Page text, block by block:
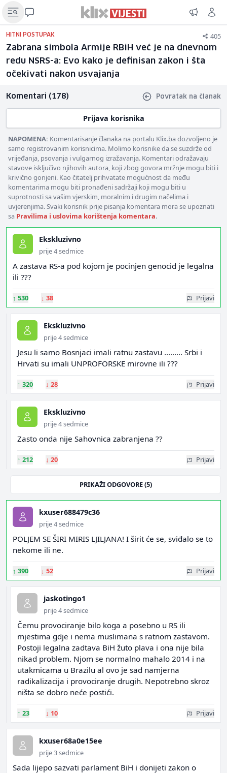
HITNI POSTUPAK 405
Zabrana simbola Armije RBiH već je na dnevnom
redu NSRS-a: Evo kako je definisan zakon i šta
očekivati nakon usvajanja
Komentari (178) Povratak na članak
Prijava korisnika
NAPOMENA: Komentarisanje članaka na portalu Klix.ba dozvoljeno je
samo registrovanim korisnicima. Molimo korisnike da se suzdrže od
vrijeđanja, psovanja i vulgarnog izražavanja. Komentari odražavaju
stavove isključivo njihovih autora, koji zbog govora mržnje mogu biti i
krivično gonjeni. Kao čitatelj prihvatate mogućnost da među
komentarima mogu biti pronađeni sadržaji koji mogu biti u
suprotnosti sa vašim vjerskim, moralnim i drugim načelima i
uvjerenjima. Svaki korisnik prije pisanja komentara mora se upoznati
sa Pravilima i uslovima korištenja komentara.
Ekskluzivno
prije 4 sedmice
A zastava RS-a pod kojom je pocinjen genocid je legalna
ili ???
↑ 530 ↓ 38 Prijavi
Ekskluzivno
prije 4 sedmice
Jesu li samo Bosnjaci imali ratnu zastavu ......... Srbi i
Hrvati su imali UNPROFORSKE mirovne ili ???
↑ 320 ↓ 28 Prijavi
Ekskluzivno
prije 4 sedmice
Zasto onda nije Sahovnica zabranjena ??
↑ 212 ↓ 20 Prijavi
PRIKAŽI ODGOVORE (5)
kxuser688479c36
prije 4 sedmice
POLJEM SE ŠIRI MIRIS LJILJANA! I širit će se, sviđalo se to
nekome ili ne.
↑ 390 ↓ 52 Prijavi
jaskotingo1
prije 4 sedmice
Čemu provociranje bilo koga a posebno u RS ili
mjestima gdje i nema muslimana s ratnom zastavom.
Postoji legalna zadtava BiH žuto plava i ona nije bila
nikad problem. Njom se normalno mahalo 2014 i na
utakmicama u Brazilu al ovo je sad namjerna
radikalizacija i provociranje drugih. Nepotrebno skroz
ništa se dobro neće postići.
↑ 23 ↓ 10 Prijavi
kxuser68a0e15ee
prije 3 sedmice
Sada lijepo sazvati parlament BiH i donijeti zakon o